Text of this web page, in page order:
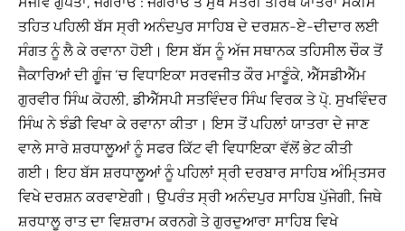
ਤਹਿਤ ਪਹਿਲੀ ਬੱਸ ਸ੍ਰੀ ਅਨੰਦਪੁਰ ਸਾਹਿਬ ਦੇ ਦਰਸ਼ਨ-ਏ-ਦੀਦਾਰ ਲਈ
ਸੰਗਤ ਨੂੰ ਲੈ ਕੇ ਰਵਾਨਾ ਹੋਈ। ਇਸ ਬੱਸ ਨੂੰ ਅੱਜ ਸਥਾਨਕ ਤਹਿਸੀਲ ਚੌਕ ਤੋਂ
ਜੈਕਾਰਿਆਂ ਦੀ ਗੂੰਜ ‘ਚ ਵਿਧਾਇਕਾ ਸਰਵਜੀਤ ਕੌਰ ਮਾਣੂੰਕੇ, ਐੱਸਡੀਐੱਮ
ਗੁਰਵੀਰ ਸਿੰਘ ਕੋਹਲੀ, ਡੀਐੱਸਪੀ ਸਤਵਿੰਦਰ ਸਿੰਘ ਵਿਰਕ ਤੇ ਪੋ੍. ਸੁਖਵਿੰਦਰ
ਸਿੰਘ ਨੇ ਝੰਡੀ ਵਿਖਾ ਕੇ ਰਵਾਨਾ ਕੀਤਾ। ਇਸ ਤੋਂ ਪਹਿਲਾਂ ਯਾਤਰਾ ਦੇ ਜਾਣ
ਵਾਲੇ ਸਾਰੇ ਸ਼ਰਧਾਲੂਆਂ ਨੂੰ ਸਫਰ ਕਿੱਟ ਵੀ ਵਿਧਾਇਕਾ ਵੱਲੋਂ ਭੇਟ ਕੀਤੀ
ਗਈ। ਇਹ ਬੱਸ ਸ਼ਰਧਾਲੂਆਂ ਨੂੰ ਪਹਿਲਾਂ ਸ੍ਰੀ ਦਰਬਾਰ ਸਾਹਿਬ ਅੰਮਿ੍ਤਸਰ
ਵਿਖੇ ਦਰਸ਼ਨ ਕਰਵਾਏਗੀ। ਉਪਰੰਤ ਸ੍ਰੀ ਅਨੰਦਪੁਰ ਸਾਹਿਬ ਪੁੱਜੇਗੀ, ਜਿਥੇ
ਸ਼ਰਧਾਲੂ ਰਾਤ ਦਾ ਵਿਸ਼ਰਾਮ ਕਰਨਗੇ ਤੇ ਗੁਰਦੁਆਰਾ ਸਾਹਿਬ ਵਿਖੇ